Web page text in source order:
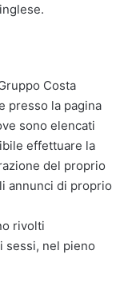
Costa
presso la pagina
sono elencati
effettuare la
del proprio
annunci di proprio
rivolti
sessi, nel pieno